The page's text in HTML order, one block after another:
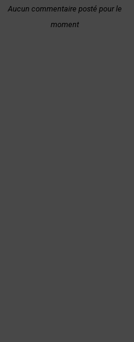
Aucun commentaire posté pour le
moment